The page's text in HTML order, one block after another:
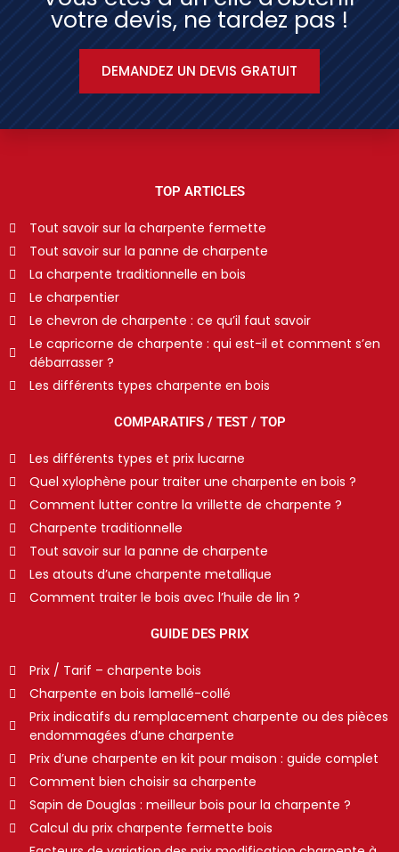
votre devis, ne tardez pas !
DEMANDEZ UN DEVIS GRATUIT
TOP ARTICLES
Tout savoir sur la charpente fermette
Tout savoir sur la panne de charpente
La charpente traditionnelle en bois
Le charpentier
Le chevron de charpente : ce qu’il faut savoir
Le capricorne de charpente : qui est-il et comment s’en
débarrasser ?
Les différents types charpente en bois
COMPARATIFS / TEST / TOP
Les différents types et prix lucarne
Quel xylophène pour traiter une charpente en bois ?
Comment lutter contre la vrillette de charpente ?
Charpente traditionnelle
Tout savoir sur la panne de charpente
Les atouts d’une charpente metallique
Comment traiter le bois avec l’huile de lin ?
GUIDE DES PRIX
Prix / Tarif – charpente bois
Charpente en bois lamellé-collé
Prix indicatifs du remplacement charpente ou des pièces
endommagées d’une charpente
Prix d’une charpente en kit pour maison : guide complet
Comment bien choisir sa charpente
Sapin de Douglas : meilleur bois pour la charpente ?
Calcul du prix charpente fermette bois